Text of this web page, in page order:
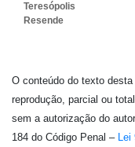
Teresópolis
Resende
O conteúdo do texto
reprodução, parcial ou
sem a autorização do
184 do Código Penal – Lei